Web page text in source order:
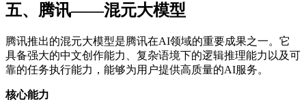
五、腾讯——混元大模型
腾讯推出的混元大模型是腾讯在AI领域的重要成果之一。它
具备强大的中文创作能力、复杂语境下的逻辑推理能力以及可
靠的任务执行能力，能够为用户提供高质量的AI服务。
核心能力